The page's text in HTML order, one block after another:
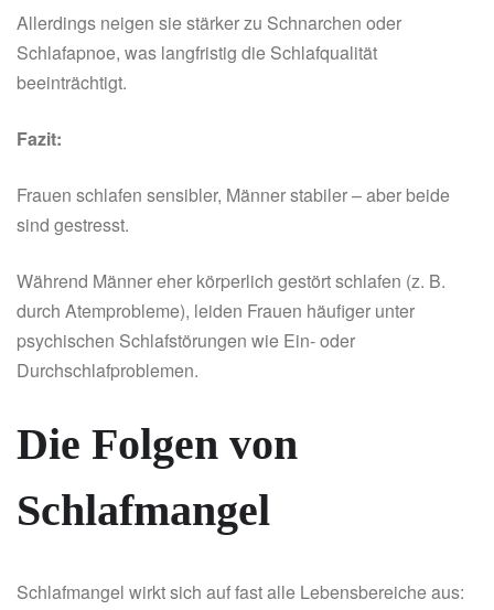
Allerdings neigen sie stärker zu Schnarchen oder
Schlafapnoe, was langfristig die Schlafqualität
beeinträchtigt.
Fazit:
Frauen schlafen sensibler, Männer stabiler – aber beide
sind gestresst.
Während Männer eher körperlich gestört schlafen (z. B.
durch Atemprobleme), leiden Frauen häufiger unter
psychischen Schlafstörungen wie Ein- oder
Durchschlafproblemen.
Die Folgen von
Schlafmangel
Schlafmangel wirkt sich auf fast alle Lebensbereiche aus: